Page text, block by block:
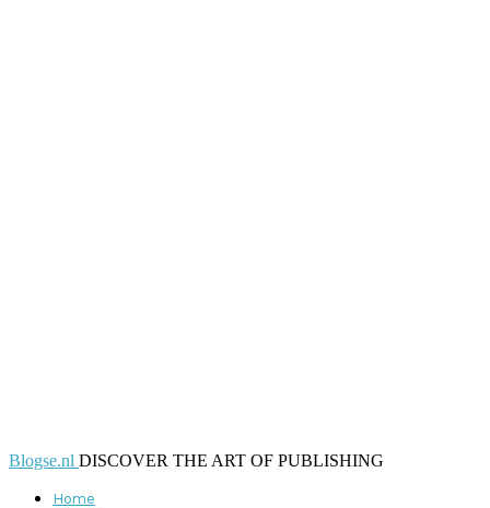
Blogse.nl DISCOVER THE ART OF PUBLISHING
Home